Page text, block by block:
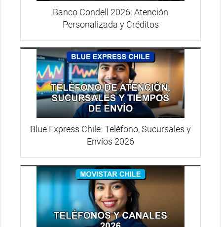
Banco Condell 2026: Atención
Personalizada y Créditos
Blue Express Chile: Teléfono, Sucursales y
Envíos 2026